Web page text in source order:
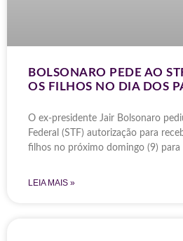
BOLSONARO PEDE AO
OS FILHOS NO DIA DOS
O ex-presidente Jair Bolsonaro
Federal (STF) autorização para
filhos no próximo domingo (9)
LEIA MAIS »